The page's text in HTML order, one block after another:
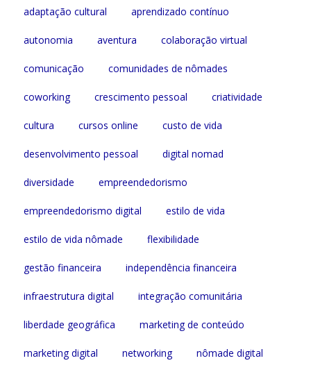
adaptação cultural aprendizado contínuo
autonomia aventura colaboração virtual
comunicação comunidades de nômades
coworking crescimento pessoal criatividade
cultura cursos online custo de vida
desenvolvimento pessoal digital nomad
diversidade empreendedorismo
empreendedorismo digital estilo de vida
estilo de vida nômade flexibilidade
gestão financeira independência financeira
infraestrutura digital integração comunitária
liberdade geográfica marketing de conteúdo
marketing digital networking nômade digital